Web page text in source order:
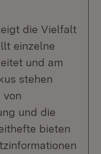
die Vielfalt
einzelne
und am
stehen
von
und die
bieten